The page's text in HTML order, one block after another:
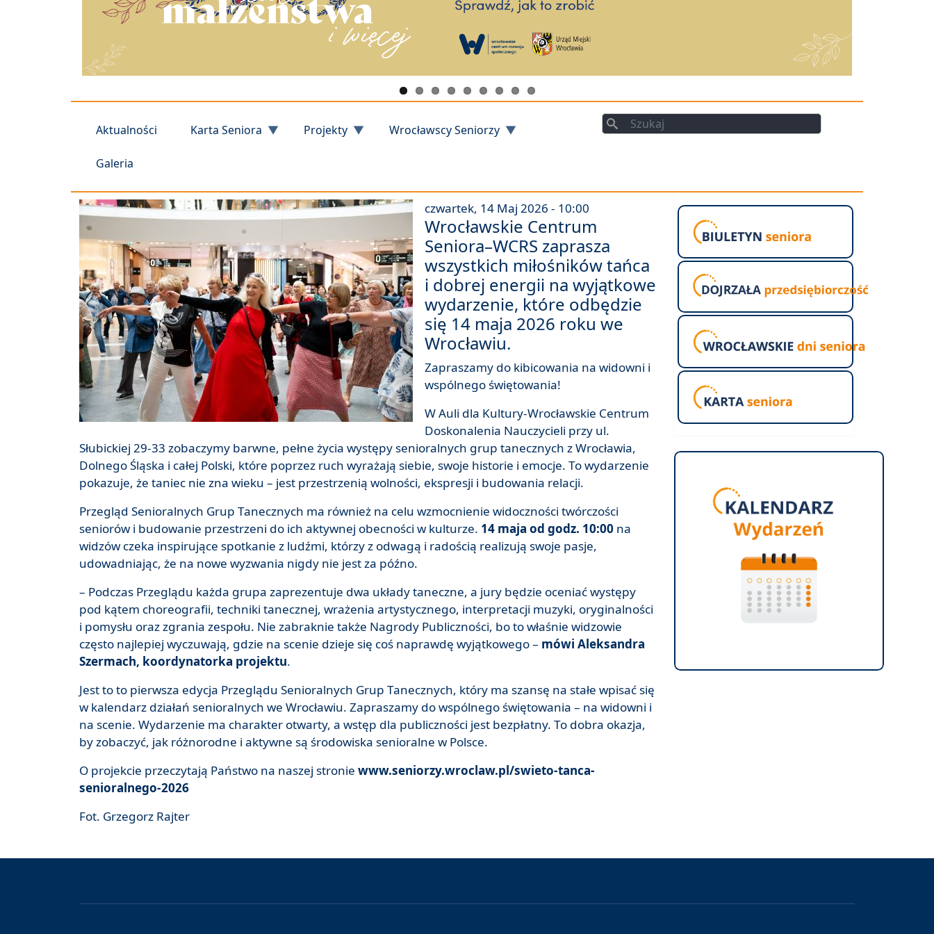
Aktualności Karta Seniora Projekty Wrocławscy Seniorzy
Galeria
Szukaj
Szukaj
czwartek, 14 Maj 2026 - 10:00
Wrocławskie Centrum
Seniora–WCRS zaprasza
wszystkich miłośników tańca
i dobrej energii na wyjątkowe
wydarzenie, które odbędzie
się 14 maja 2026 roku we
Wrocławiu.
Zapraszamy do kibicowania na widowni i
wspólnego świętowania!
W Auli dla Kultury-Wrocławskie Centrum
Doskonalenia Nauczycieli przy ul.
Słubickiej 29-33 zobaczymy barwne, pełne życia występy senioralnych grup tanecznych z Wrocławia,
Dolnego Śląska i całej Polski, które poprzez ruch wyrażają siebie, swoje historie i emocje. To wydarzenie
pokazuje, że taniec nie zna wieku – jest przestrzenią wolności, ekspresji i budowania relacji.
Przegląd Senioralnych Grup Tanecznych ma również na celu wzmocnienie widoczności twórczości
seniorów i budowanie przestrzeni do ich aktywnej obecności w kulturze. 14 maja od godz. 10:00 na
widzów czeka inspirujące spotkanie z ludźmi, którzy z odwagą i radością realizują swoje pasje,
udowadniając, że na nowe wyzwania nigdy nie jest za późno.
– Podczas Przeglądu każda grupa zaprezentuje dwa układy taneczne, a jury będzie oceniać występy
pod kątem choreografii, techniki tanecznej, wrażenia artystycznego, interpretacji muzyki, oryginalności
i pomysłu oraz zgrania zespołu. Nie zabraknie także Nagrody Publiczności, bo to właśnie widzowie
często najlepiej wyczuwają, gdzie na scenie dzieje się coś naprawdę wyjątkowego – mówi Aleksandra
Szermach, koordynatorka projektu.
Jest to to pierwsza edycja Przeglądu Senioralnych Grup Tanecznych, który ma szansę na stałe wpisać się
w kalendarz działań senioralnych we Wrocławiu. Zapraszamy do wspólnego świętowania – na widowni i
na scenie. Wydarzenie ma charakter otwarty, a wstęp dla publiczności jest bezpłatny. To dobra okazja,
by zobaczyć, jak różnorodne i aktywne są środowiska senioralne w Polsce.
O projekcie przeczytają Państwo na naszej stronie www.seniorzy.wroclaw.pl/swieto-tanca-
senioralnego-2026
Fot. Grzegorz Rajter